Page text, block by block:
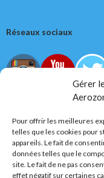
Gérer
Pour offrir les meilleures
telles que les cookies pour
appareils. Le fait de
données telles que le
site. Le fait de ne pas
effet négatif sur certaines
Réseaux sociaux
Tous droits réservés
AerozoneJMJ.fr© Mars